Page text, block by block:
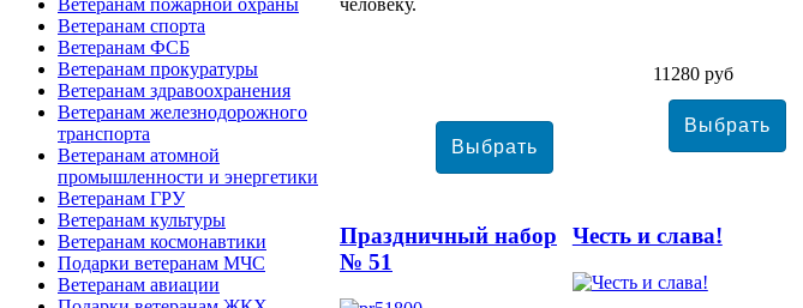
человеку.
11280 руб
Праздничный набор
№ 51
Честь и слава!
Ветеранам спорта
Ветеранам ФСБ
Ветеранам прокуратуры
Ветеранам здравоохранения
Ветеранам железнодорожного
транспорта
Ветеранам атомной
промышленности и энергетики
Ветеранам ГРУ
Ветеранам культуры
Ветеранам космонавтики
Подарки ветеранам МЧС
Ветеранам авиации